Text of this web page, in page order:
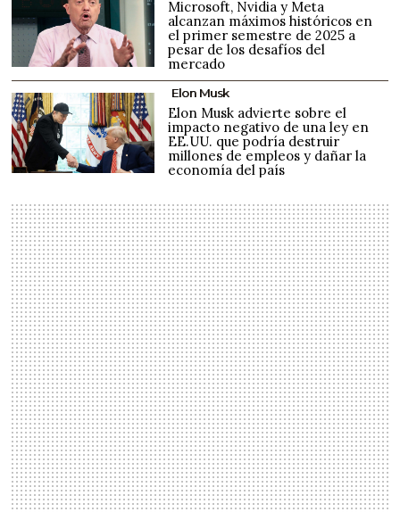
Microsoft, Nvidia y Meta
alcanzan máximos históricos en
el primer semestre de 2025 a
pesar de los desafíos del
mercado
Elon Musk
Elon Musk advierte sobre el
impacto negativo de una ley en
EE.UU. que podría destruir
millones de empleos y dañar la
economía del país